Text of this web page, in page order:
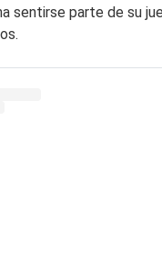
sentirse parte de su